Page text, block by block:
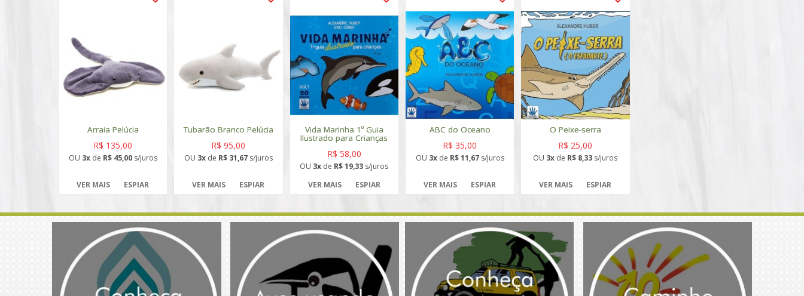
Arraia Pelúcia
R$ 135,00
OU 3xde R$ 45,00s/juros
VER MAIS ESPIAR
Tubarão Branco Pelúcia
R$ 95,00
OU 3xde R$ 31,67s/juros
VER MAIS ESPIAR
Vida Marinha 1º Guia
Ilustrado para Crianças
R$ 58,00
OU 3x de R$ 19,33 s/juros
VER MAIS
ESPIAR
ABC do Oceano
R$ 35,00
OU 3xde R$ 11,67s/juros
VER MAIS ESPIAR
O Peixe-serra
R$ 25,00
OU 3x de R$ 8,33 s/juros
VER MAIS ESPIAR